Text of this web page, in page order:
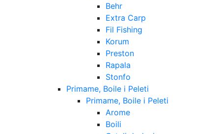
Behr
Extra Carp
Fil Fishing
Korum
Preston
Rapala
Stonfo
Primame, Boile i Peleti
Primame, Boile i Peleti
Arome
Boili